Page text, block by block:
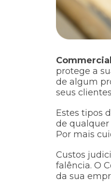
protege a
de algum
seus
Estes tipos
de qualquer
Por mais
Custos
falência. O
da sua